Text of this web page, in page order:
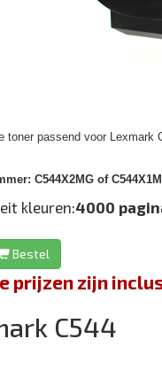
toner passend voor
C544X2MG of
kleuren:4000
Bestel
prijzen zijn
C544